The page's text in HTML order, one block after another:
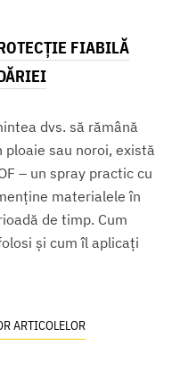
FIABILĂ
dvs. să rămână
sau noroi, există
– un spray practic cu
materialele în
de timp. Cum
și cum îl aplicați
ARTICOLELOR